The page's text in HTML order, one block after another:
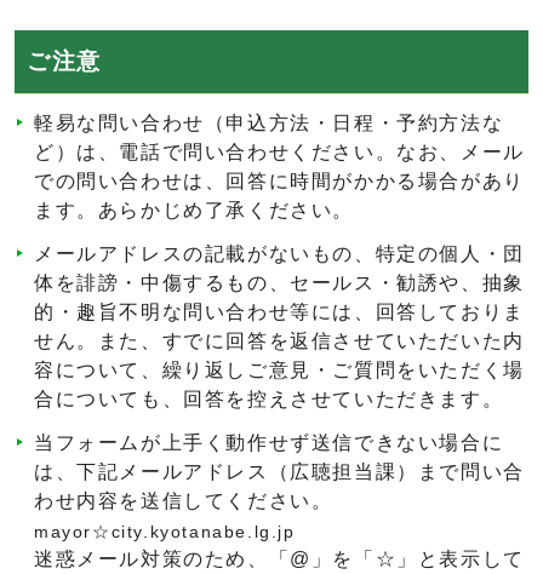
ご注意
軽易な問い合わせ（申込方法・日程・予約方法な
ど）は、電話で問い合わせください。なお、メール
での問い合わせは、回答に時間がかかる場合があり
ます。あらかじめ了承ください。
メールアドレスの記載がないもの、特定の個人・団
体を誹謗・中傷するもの、セールス・勧誘や、抽象
的・趣旨不明な問い合わせ等には、回答しておりま
せん。また、すでに回答を返信させていただいた内
容について、繰り返しご意見・ご質問をいただく場
合についても、回答を控えさせていただきます。
当フォームが上手く動作せず送信できない場合に
は、下記メールアドレス（広聴担当課）まで問い合
わせ内容を送信してください。
mayor☆city.kyotanabe.lg.jp
迷惑メール対策のため、「@」を「☆」と表示して